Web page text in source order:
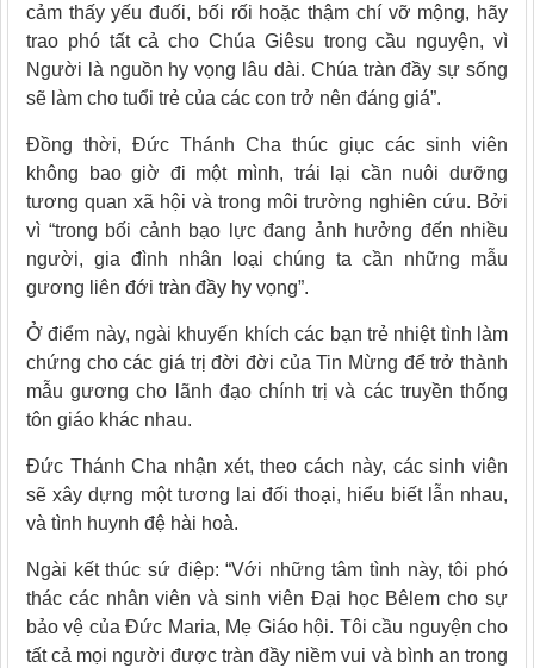
cảm thấy yếu đuối, bối rối hoặc thậm chí vỡ mộng, hãy
trao phó tất cả cho Chúa Giêsu trong cầu nguyện, vì
Người là nguồn hy vọng lâu dài. Chúa tràn đầy sự sống
sẽ làm cho tuổi trẻ của các con trở nên đáng giá”.
Đồng thời, Đức Thánh Cha thúc giục các sinh viên
không bao giờ đi một mình, trái lại cần nuôi dưỡng
tương quan xã hội và trong môi trường nghiên cứu. Bởi
vì “trong bối cảnh bạo lực đang ảnh hưởng đến nhiều
người, gia đình nhân loại chúng ta cần những mẫu
gương liên đới tràn đầy hy vọng”.
Ở điểm này, ngài khuyến khích các bạn trẻ nhiệt tình làm
chứng cho các giá trị đời đời của Tin Mừng để trở thành
mẫu gương cho lãnh đạo chính trị và các truyền thống
tôn giáo khác nhau.
Đức Thánh Cha nhận xét, theo cách này, các sinh viên
sẽ xây dựng một tương lai đối thoại, hiểu biết lẫn nhau,
và tình huynh đệ hài hoà.
Ngài kết thúc sứ điệp: “Với những tâm tình này, tôi phó
thác các nhân viên và sinh viên Đại học Bêlem cho sự
bảo vệ của Đức Maria, Mẹ Giáo hội. Tôi cầu nguyện cho
tất cả mọi người được tràn đầy niềm vui và bình an trong